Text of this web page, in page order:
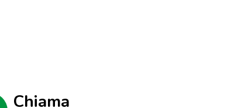
Chiama